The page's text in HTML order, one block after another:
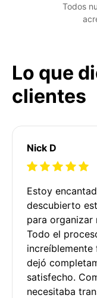
Todos
Lo que
clientes
Nick D
Estoy
descubierto
para organizar
Todo el
dejó
satisfecho.
necesitaba